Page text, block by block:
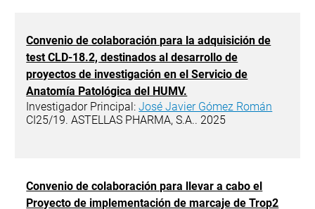
Convenio de colaboración para la adquisición de
test CLD-18.2, destinados al desarrollo de
proyectos de investigación en el Servicio de
Anatomía Patológica del HUMV.
Investigador Principal:José Javier Gómez Román
CI25/19. ASTELLAS PHARMA, S.A.. 2025
Convenio de colaboración para llevar a cabo el
Proyecto de implementación de marcaje de Trop2